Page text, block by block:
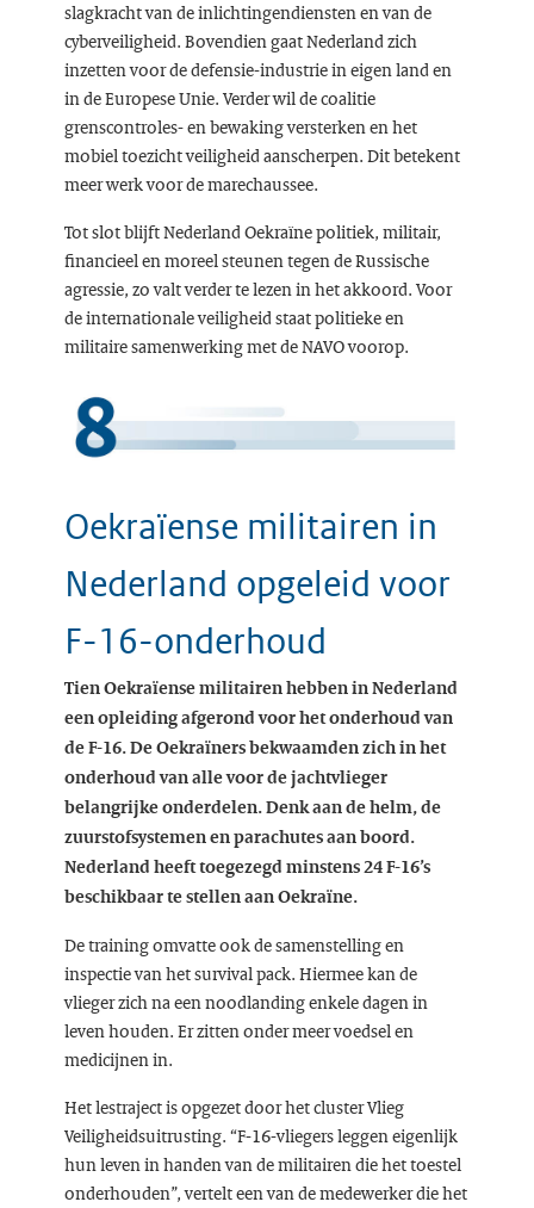
slagkracht van de inlichtingendiensten en van de
cyberveiligheid. Bovendien gaat Nederland zich
inzetten voor de defensie-industrie in eigen land en
in de Europese Unie. Verder wil de coalitie
grenscontroles- en bewaking versterken en het
mobiel toezicht veiligheid aanscherpen. Dit betekent
meer werk voor de marechaussee.
Tot slot blijft Nederland Oekraïne politiek, militair,
financieel en moreel steunen tegen de Russische
agressie, zo valt verder te lezen in het akkoord. Voor
de internationale veiligheid staat politieke en
militaire samenwerking met de NAVO voorop.
Oekraïense militairen in
Nederland opgeleid voor
F-16-onderhoud
Tien Oekraïense militairen hebben in Nederland
een opleiding afgerond voor het onderhoud van
de F-16. De Oekraïners bekwaamden zich in het
onderhoud van alle voor de jachtvlieger
belangrijke onderdelen. Denk aan de helm, de
zuurstofsystemen en parachutes aan boord.
Nederland heeft toegezegd minstens 24 F-16’s
beschikbaar te stellen aan Oekraïne.
De training omvatte ook de samenstelling en
inspectie van het survival pack. Hiermee kan de
vlieger zich na een noodlanding enkele dagen in
leven houden. Er zitten onder meer voedsel en
medicijnen in.
Het lestraject is opgezet door het cluster Vlieg
Veiligheidsuitrusting. “F-16-vliegers leggen eigenlijk
hun leven in handen van de militairen die het toestel
onderhouden”, vertelt een van de medewerker die het